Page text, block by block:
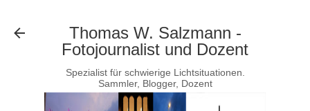
Thomas W. Salzmann -
Fotojournalist und Dozent
Spezialist für schwierige Lichtsituationen.
Sammler, Blogger, Dozent